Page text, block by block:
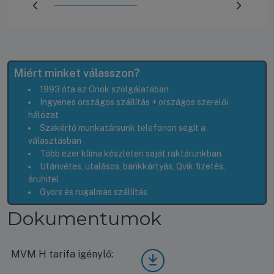
Miért minket válasszon?
1993 óta az Önök szolgálatában
Ingyenes országos szállítás + országos szerelői
hálózat
Szakértő munkatársunk telefonon segít a
választásban
Több ezer klíma készleten saját raktárunkban
Utánvétes, utalásos, bankkártyás, Qvik fizetés,
áruhitel
Gyors és rugalmas szállítás
Dokumentumok
MVM H tarifa igénylő:
Fishe
r